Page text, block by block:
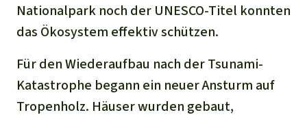
Nationalpark noch der UNESCO-Titel konnten
das Ökosystem effektiv schützen.
Für den Wiederaufbau nach der Tsunami-
Katastrophe begann ein neuer Ansturm auf
Tropenholz. Häuser wurden gebaut,